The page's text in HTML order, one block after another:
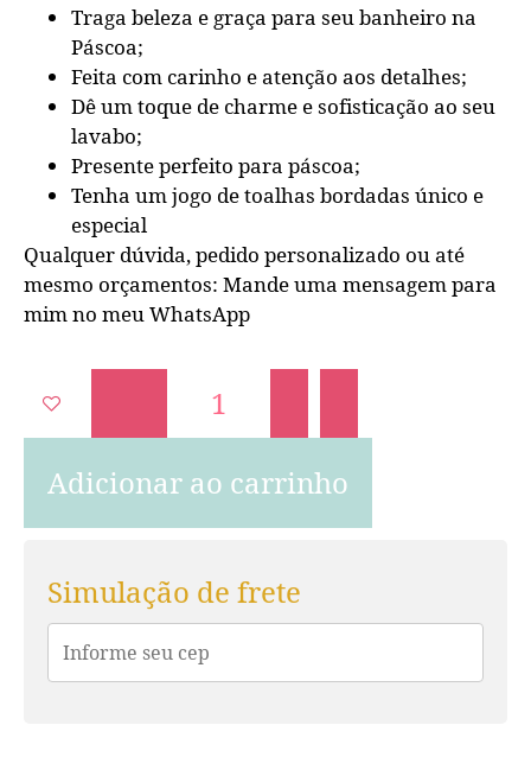
Traga beleza e graça para seu banheiro na
Páscoa;
Feita com carinho e atenção aos detalhes;
Dê um toque de charme e sofisticação ao seu
lavabo;
Presente perfeito para páscoa;
Tenha um jogo de toalhas bordadas único e
especial
Qualquer dúvida, pedido personalizado ou até
mesmo orçamentos: Mande uma mensagem para
mim no meu WhatsApp
Adicionar ao carrinho
Simulação de frete